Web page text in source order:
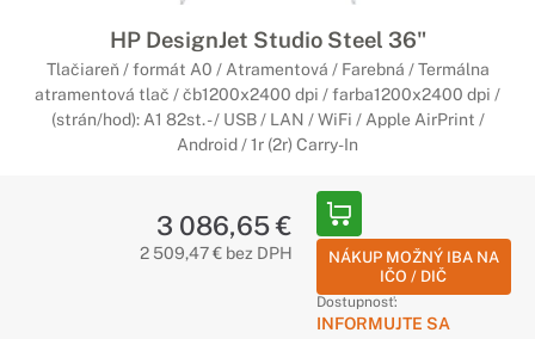
HP DesignJet Studio Steel 36"
Tlačiareň / formát A0 / Atramentová / Farebná / Termálna
atramentová tlač / čb1200x2400 dpi / farba1200x2400 dpi /
(strán/hod): A1 82st. - / USB / LAN / WiFi / Apple AirPrint /
Android / 1r (2r) Carry-In
3 086,65 €
2 509,47 € bez DPH
NÁKUP MOŽNÝ IBA NA
IČO / DIČ
Dostupnosť:
INFORMUJTE SA